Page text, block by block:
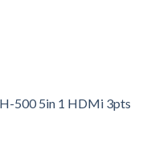
500 5in 1 HDMi 3pts